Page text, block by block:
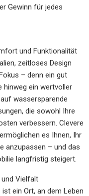
Gewinn für jedes
und Funktionalität
zeitloses Design
– denn ein gut
hinweg ein wertvoller
wassersparende
die sowohl Ihre
verbessern. Clevere
es Ihnen, Ihr
anzupassen – und das
langfristig steigert.
und Vielfalt
ein Ort, an dem Leben